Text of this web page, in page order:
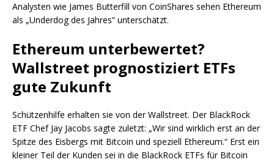
Analysten wie James Butterfill von CoinShares sehen Ethereum
als „Underdog des Jahres“ unterschätzt.
Ethereum unterbewertet?
Wallstreet prognostiziert ETFs
gute Zukunft
Schützenhilfe erhalten sie von der Wallstreet. Der BlackRock
ETF Chef Jay Jacobs sagte zuletzt: „Wir sind wirklich erst an der
Spitze des Eisbergs mit Bitcoin und speziell Ethereum.“ Erst ein
kleiner Teil der Kunden sei in die BlackRock ETFs für Bitcoin